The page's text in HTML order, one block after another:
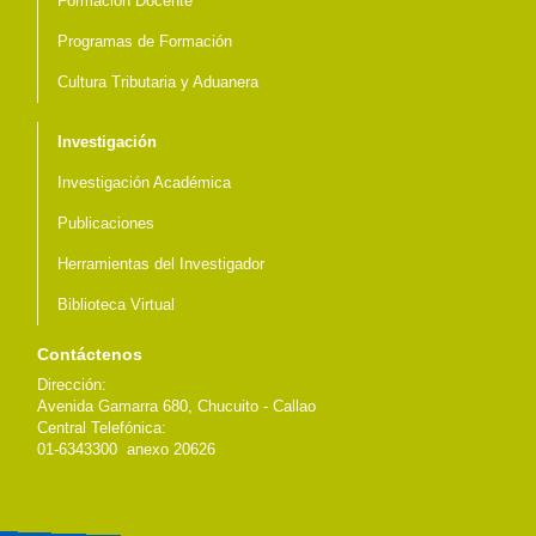
Programas de Formación
Cultura Tributaria y Aduanera
Investigación
Investigación Académica
Publicaciones
Herramientas del Investigador
Biblioteca Virtual
Contáctenos
Dirección:
Avenida Gamarra 680, Chucuito - Callao
Central Telefónica:
01-6343300 anexo 20626